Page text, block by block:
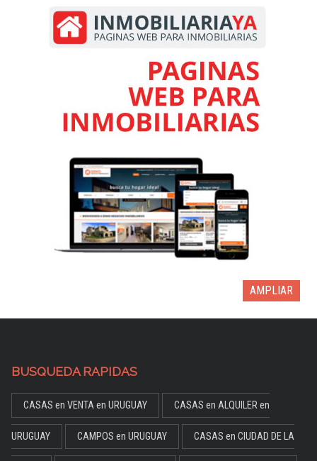
BUSQUEDA RAPIDAS
CASAS en VENTA en URUGUAY CASAS en ALQUILER en
URUGUAY CAMPOS en URUGUAY CASAS en CIUDAD DE LA